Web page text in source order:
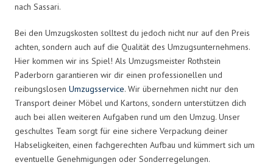
nach Sassari.
Bei den Umzugskosten solltest du jedoch nicht nur auf den Preis
achten, sondern auch auf die Qualität des Umzugsunternehmens.
Hier kommen wir ins Spiel! Als Umzugsmeister Rothstein
Paderborn garantieren wir dir einen professionellen und
reibungslosen Umzugsservice. Wir übernehmen nicht nur den
Transport deiner Möbel und Kartons, sondern unterstützen dich
auch bei allen weiteren Aufgaben rund um den Umzug. Unser
geschultes Team sorgt für eine sichere Verpackung deiner
Habseligkeiten, einen fachgerechten Aufbau und kümmert sich um
eventuelle Genehmigungen oder Sonderregelungen.